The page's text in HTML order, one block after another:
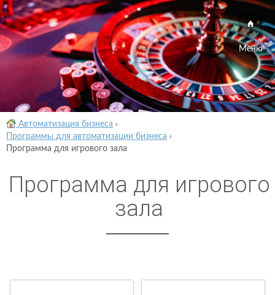
Меню
Автоматизация бизнеса ›
Программы для автоматизации бизнеса ›
Программа для игрового зала
Программа для игрового
зала